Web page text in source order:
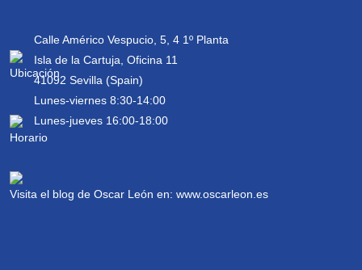
Calle Américo Vespucio, 5, 4 1º Planta
Isla de la Cartuja, Oficina 11
41092 Sevilla (Spain)
Lunes-viernes 8:30-14:00
Lunes-jueves 16:00-18:00
Visita el blog de Oscar León en: www.oscarleon.es